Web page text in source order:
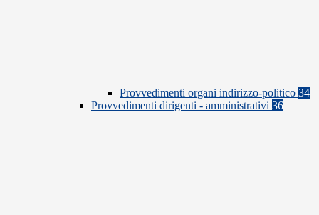
Provvedimenti organi indirizzo-politico 34
Provvedimenti dirigenti - amministrativi 36